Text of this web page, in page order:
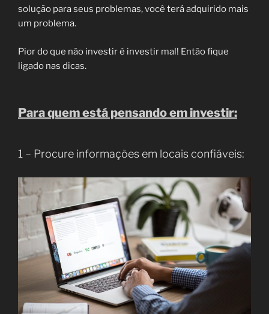
solução para seus problemas, você terá adquirido mais
um problema.
Pior do que não investir é investir mal! Então fique
ligado nas dicas.
Para quem está pensando em investir:
1 – Procure informações em locais confiáveis: